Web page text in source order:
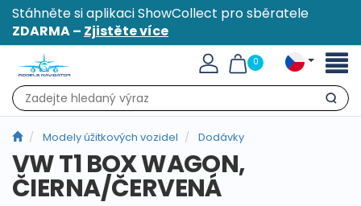
Stáhněte si aplikaci ShowCollect pro sběratele
ZDARMA – Zjistěte více
0
Hledat
Modely úžitkových vozidel Dodávky
VW T1 BOX WAGON,
ČIERNA/ČERVENÁ